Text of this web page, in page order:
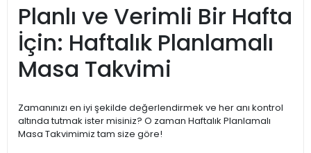
Planlı ve Verimli Bir Hafta
İçin: Haftalık Planlamalı
Masa Takvimi
Zamanınızı en iyi şekilde değerlendirmek ve her anı kontrol
altında tutmak ister misiniz? O zaman Haftalık Planlamalı
Masa Takvimimiz tam size göre!